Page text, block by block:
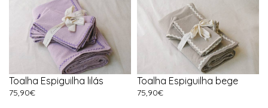
Toalha Espiguilha lilás
75,90€
Toalha Espiguilha bege
75,90€